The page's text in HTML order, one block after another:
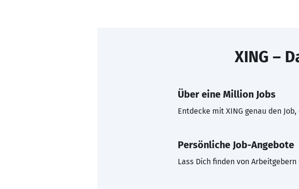
XING –
Über eine Million Jobs
Entdecke mit XING genau den
Persönliche Job-Angebote
Lass Dich finden von